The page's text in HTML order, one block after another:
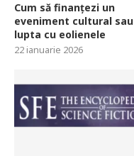
Cum să finanțezi un
eveniment cultural sau
lupta cu eolienele
22 ianuarie 2026